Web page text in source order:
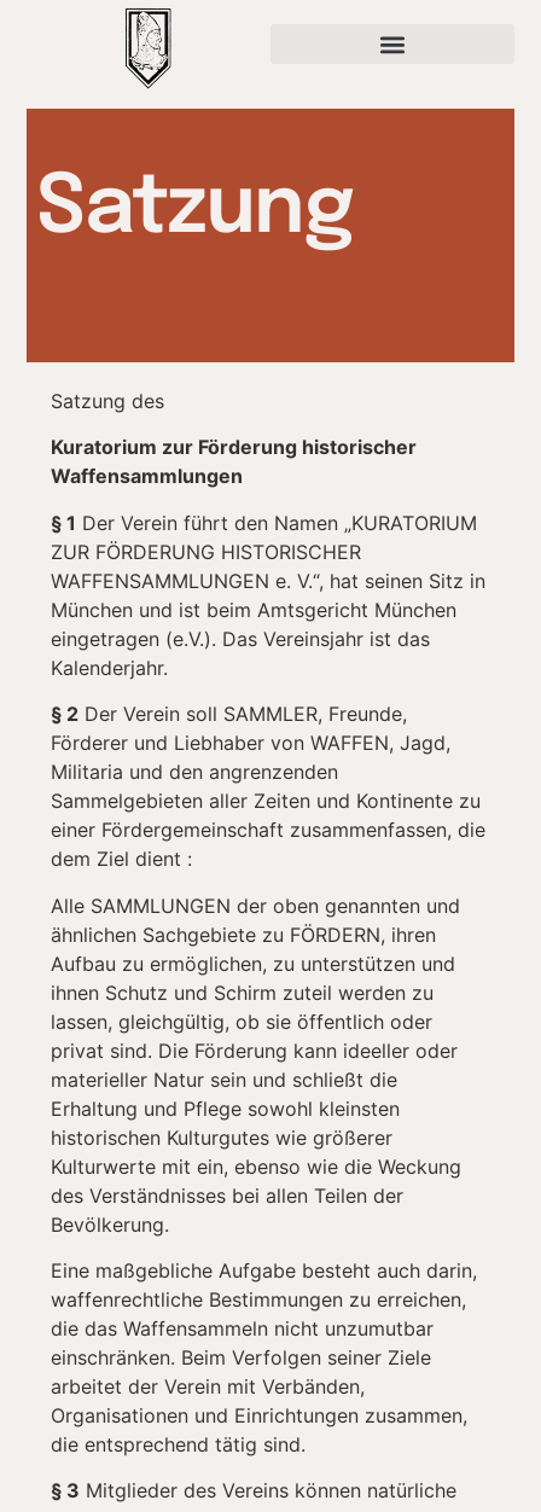
Satzung
Satzung des
Kuratorium zur Förderung historischer
Waffensammlungen
§ 1 Der Verein führt den Namen „KURATORIUM
ZUR FÖRDERUNG HISTORISCHER
WAFFENSAMMLUNGEN e. V.“, hat seinen Sitz in
München und ist beim Amtsgericht München
eingetragen (e.V.). Das Vereinsjahr ist das
Kalenderjahr.
§ 2 Der Verein soll SAMMLER, Freunde,
Förderer und Liebhaber von WAFFEN, Jagd,
Militaria und den angrenzenden
Sammelgebieten aller Zeiten und Kontinente zu
einer Fördergemeinschaft zusammenfassen, die
dem Ziel dient :
Alle SAMMLUNGEN der oben genannten und
ähnlichen Sachgebiete zu FÖRDERN, ihren
Aufbau zu ermöglichen, zu unterstützen und
ihnen Schutz und Schirm zuteil werden zu
lassen, gleichgültig, ob sie öffentlich oder
privat sind. Die Förderung kann ideeller oder
materieller Natur sein und schließt die
Erhaltung und Pflege sowohl kleinsten
historischen Kulturgutes wie größerer
Kulturwerte mit ein, ebenso wie die Weckung
des Verständnisses bei allen Teilen der
Bevölkerung.
Eine maßgebliche Aufgabe besteht auch darin,
waffenrechtliche Bestimmungen zu erreichen,
die das Waffensammeln nicht unzumutbar
einschränken. Beim Verfolgen seiner Ziele
arbeitet der Verein mit Verbänden,
Organisationen und Einrichtungen zusammen,
die entsprechend tätig sind.
§ 3 Mitglieder des Vereins können natürliche